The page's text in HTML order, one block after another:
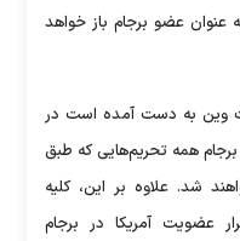
عنوان عضو برجام باز خواهد
وین به دست آمده است در
همه تحریم‌هایی که طبق
شد. علاوه بر این، کلیه
عضویت آمریکا در برجام